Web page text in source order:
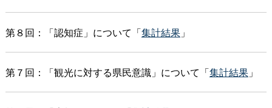
第８回：「認知症」について「集計結果」
第７回：「観光に対する県民意識」について「集計結果」